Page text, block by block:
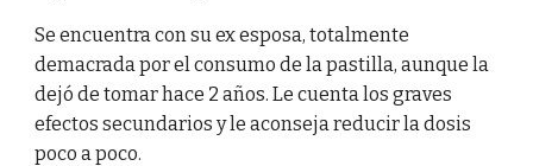
Se encuentra con su ex esposa, totalmente
demacrada por el consumo de la pastilla, aunque la
dejó de tomar hace 2 años. Le cuenta los graves
efectos secundarios y le aconseja reducir la dosis
poco a poco.